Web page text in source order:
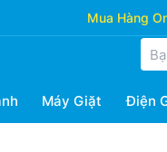
Mua Hàng
Máy Giặt Điện